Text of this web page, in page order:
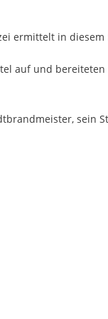
ermittelt in diesem
auf und bereiteten
sein